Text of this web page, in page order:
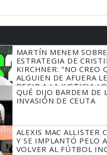
MARTÍN MENEM
ESTRATEGIA DE
KIRCHNER: "NO CREO
ALGUIEN DE AFUERA
DECIR A LA JUSTICIA
TIENE QUE HACER"
QUÉ DIJO BARDEM DE
INVASIÓN DE CEUTA
ALEXIS MAC ALLISTER
Y SE IMPLANTÓ PELO
VOLVER AL FÚTBOL